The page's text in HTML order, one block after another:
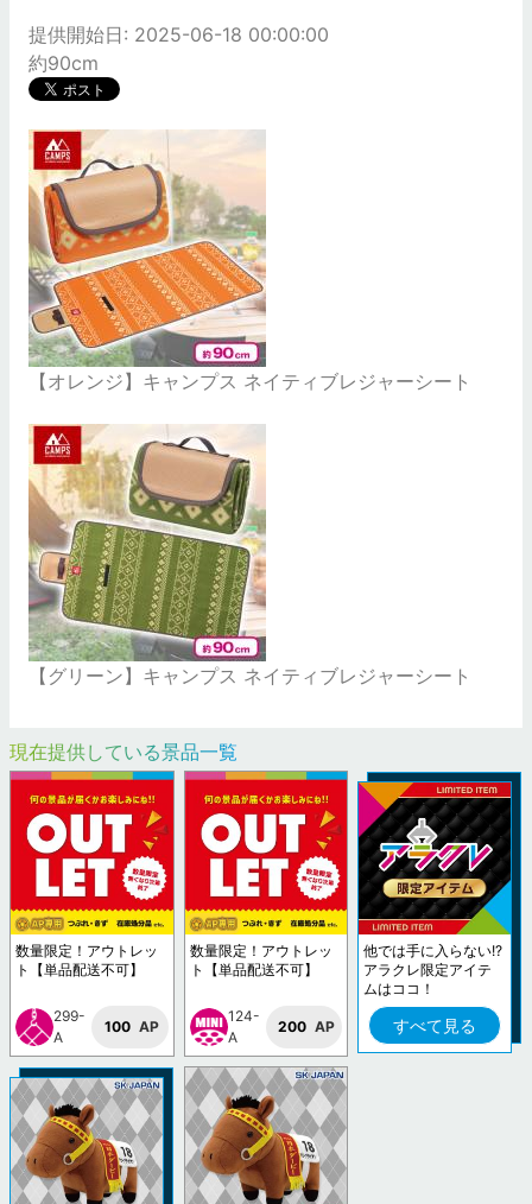
提供開始日: 2025-06-18 00:00:00
約90cm
【オレンジ】キャンプス ネイティブレジャーシート
【グリーン】キャンプス ネイティブレジャーシート
現在提供している景品一覧
数量限定！アウトレッ
ト【単品配送不可】
299-
A
100 AP
数量限定！アウトレッ
ト【単品配送不可】
124-
A
200 AP
他では手に入らない!?
アラクレ限定アイテ
ムはココ！
すべて見る